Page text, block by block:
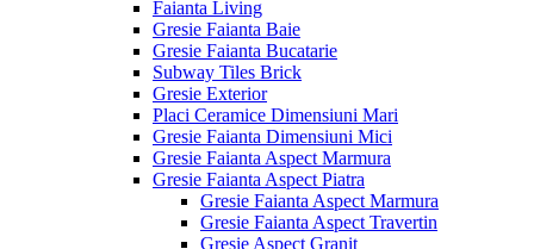
Faianta Living
Gresie Faianta Baie
Gresie Faianta Bucatarie
Subway Tiles Brick
Gresie Exterior
Placi Ceramice Dimensiuni Mari
Gresie Faianta Dimensiuni Mici
Gresie Faianta Aspect Marmura
Gresie Faianta Aspect Piatra
Gresie Faianta Aspect Marmura
Gresie Faianta Aspect Travertin
Gresie Aspect Granit